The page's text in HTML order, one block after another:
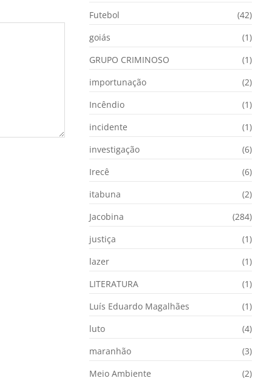
Futebol
(42)
goiás
(1)
GRUPO CRIMINOSO
(1)
importunação
(2)
Incêndio
(1)
incidente
(1)
investigação
(6)
Irecê
(6)
itabuna
(2)
Jacobina
(284)
justiça
(1)
lazer
(1)
LITERATURA
(1)
Luís Eduardo Magalhães
(1)
luto
(4)
maranhão
(3)
Meio Ambiente
(2)